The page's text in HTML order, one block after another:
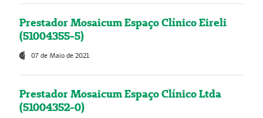
Prestador Mosaicum Espaço Clínico Eireli
(51004355-5)
07 de Maio de 2021
Prestador Mosaicum Espaço Clínico Ltda
(51004352-0)